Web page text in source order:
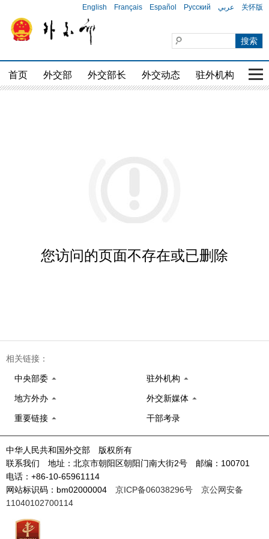
English Français Español Русский عربي 关怀版
首页 外交部 外交部长 外交动态 驻外机构 国
您访问的页面不存在或已删除
相关链接：
中央部委 驻外机构
地方外办 外交新媒体
重要链接 干部考录
中华人民共和国外交部 版权所有
联系我们 地址：北京市朝阳区朝阳门南大街2号 邮编：100701
电话：+86-10-65961114
网站标识码：bm02000004 京ICP备06038296号
京公网安备
11040102700114